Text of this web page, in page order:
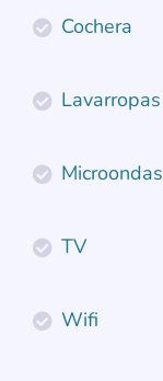
Cochera
Lavarropas
Microondas
TV
Wifi